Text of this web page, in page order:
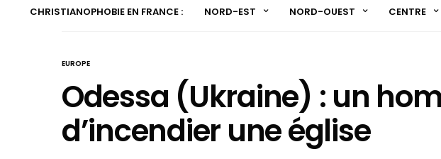
CHRISTIANOPHOBIE EN FRANCE : NORD-EST NORD-OUEST CENTRE
EUROPE
Odessa (Ukraine) : un
d’incendier une église